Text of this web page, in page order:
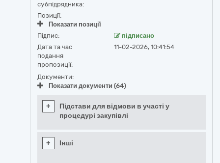
субпідрядника:
Позиції:
Показати позиції
Підпис:
підписано
Дата та час
подання
пропозиції:
11-02-2026, 10:41:54
Документи:
Показати документи (64)
+
Підстави для відмови в участі у
процедурі закупівлі
+ Інші